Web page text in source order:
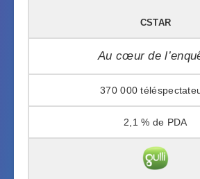
CSTAR
Au cœur de
370 000
2,1 %